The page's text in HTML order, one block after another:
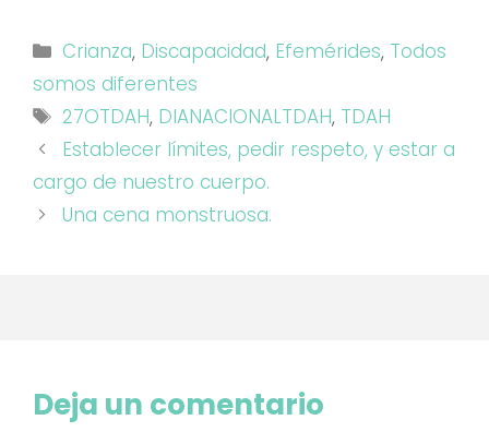
Categorías
Crianza, Discapacidad, Efemérides, Todos
somos diferentes
Etiquetas
27OTDAH, DIANACIONALTDAH, TDAH
Establecer límites, pedir respeto, y estar a
cargo de nuestro cuerpo.
Una cena monstruosa.
Deja un comentario